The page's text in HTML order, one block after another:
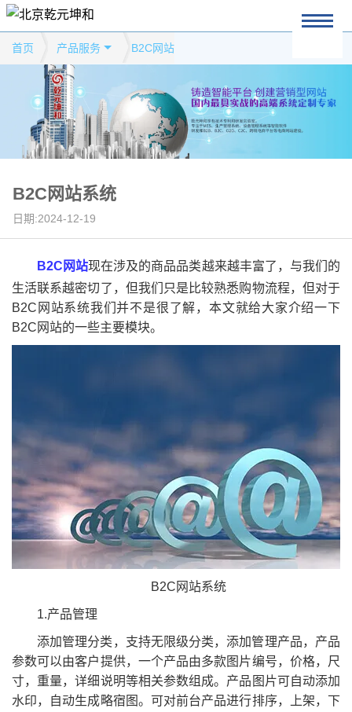
首页 产品服务 B2C网站
B2C网站系统
日期:2024-12-19
B2C网站现在涉及的商品品类越来越丰富了，与我们的
生活联系越密切了，但我们只是比较熟悉购物流程，但对于
B2C网站系统我们并不是很了解，本文就给大家介绍一下
B2C网站的一些主要模块。
B2C网站系统
1.产品管理
添加管理分类，支持无限级分类，添加管理产品，产品
参数可以由客户提供，一个产品由多款图片编号，价格，尺
寸，重量，详细说明等相关参数组成。产品图片可自动添加
水印，自动生成略宿图。可对前台产品进行排序，上架，下